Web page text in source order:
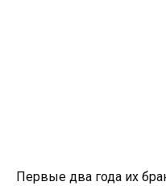
Первые два года их